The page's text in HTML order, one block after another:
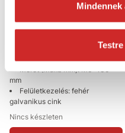
Mindennek
EU SELECT Távtartó horgony
Méret (Maxb mm): M6x130
mm
Felületkezelés: fehér
galvanikus cink
Nincs készleten